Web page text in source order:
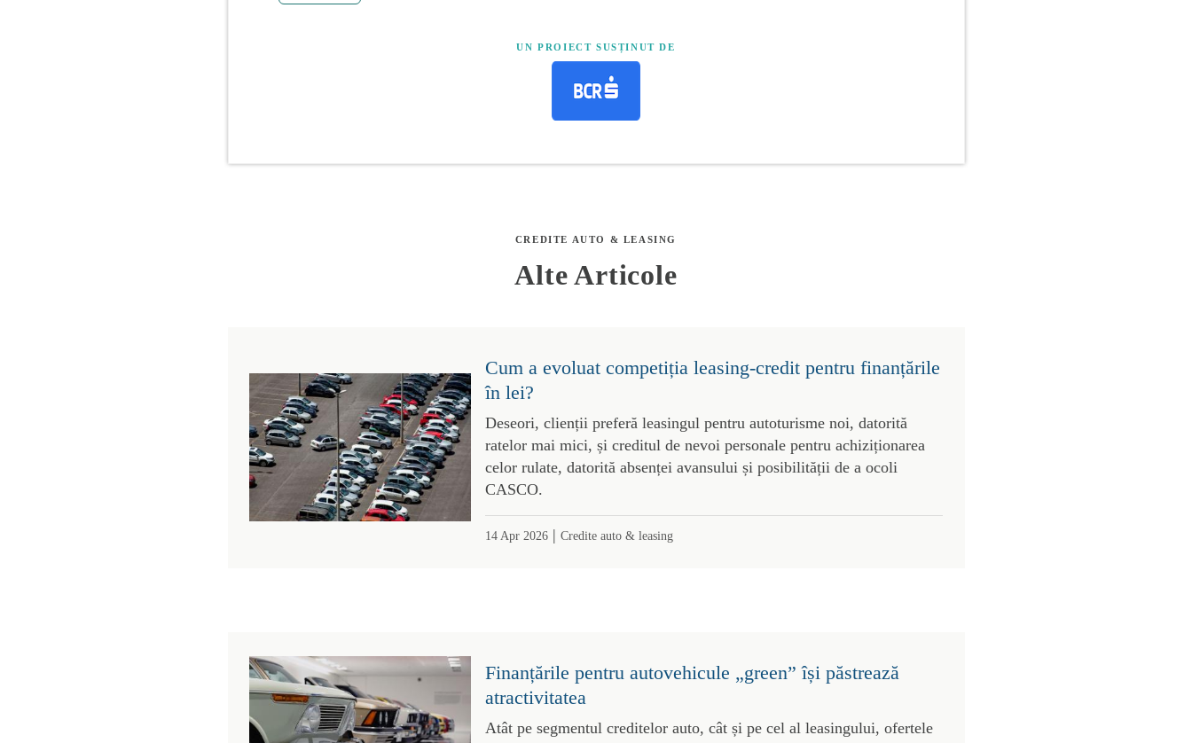
UN PROIECT SUSȚINUT DE
CREDITE AUTO & LEASING
Alte Articole
Cum a evoluat competiția leasing-credit pentru finanțările
în lei?
Deseori, clienții preferă leasingul pentru autoturisme noi, datorită
ratelor mai mici, și creditul de nevoi personale pentru achiziționarea
celor rulate, datorită absenței avansului și posibilității de a ocoli
CASCO.
14 Apr 2026| Credite auto & leasing
Finanțările pentru autovehicule „green” își păstrează
atractivitatea
Atât pe segmentul creditelor auto, cât și pe cel al leasingului, ofertele